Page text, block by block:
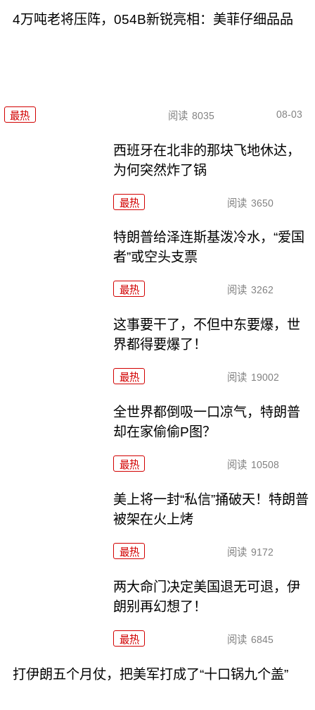
4万吨老将压阵，054B新锐亮相：美菲仔细品品
最热 阅读 8035 08-03
西班牙在北非的那块飞地休达，
为何突然炸了锅
最热 阅读 3650
特朗普给泽连斯基泼冷水，“爱国
者”或空头支票
最热 阅读 3262
这事要干了，不但中东要爆，世
界都得要爆了！
最热 阅读 19002
全世界都倒吸一口凉气，特朗普
却在家偷偷P图？
最热 阅读 10508
美上将一封“私信”捅破天！特朗普
被架在火上烤
最热 阅读 9172
两大命门决定美国退无可退，伊
朗别再幻想了！
最热 阅读 6845
打伊朗五个月仗，把美军打成了“十口锅九个盖”